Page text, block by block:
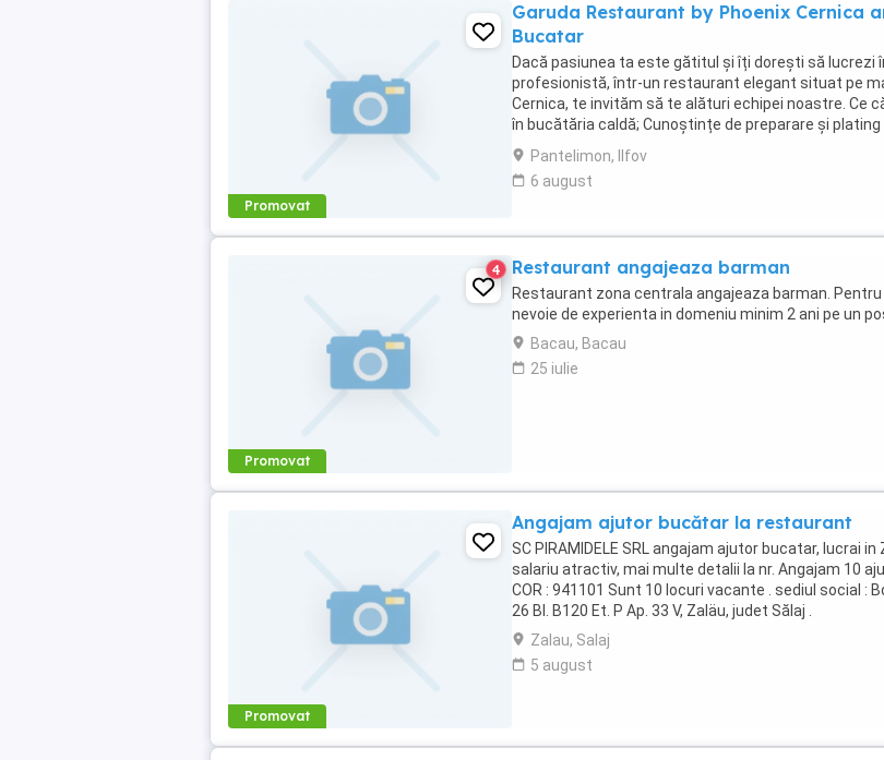
Promovat
Garuda Restaurant by Phoenix Cernica
Bucatar
Dacă pasiunea ta este gătitul și îți dorești să lucrezi
profesionistă, într-un restaurant elegant situat pe
Cernica, te invităm să te alături echipei noastre. Ce
în bucătăria caldă; Cunoștințe de preparare și
la carte; ...
Pantelimon, Ilfov
6 august
Promovat
4 Restaurant angajeaza barman
Restaurant zona centrala angajeaza barman.
nevoie de experienta in domeniu minim 2 ani pe un
Bacau, Bacau
25 iulie
Promovat
Angajam ajutor bucătar la restaurant
SC PIRAMIDELE SRL angajam ajutor bucatar, lucrai in
salariu atractiv, mai multe detalii la nr. Angajam 10
COR : 941101 Sunt 10 locuri vacante . sediul social :
26 BI. B120 Et. P Ap. 33 V, Zaläu, judet Sălaj .
Zalau, Salaj
5 august